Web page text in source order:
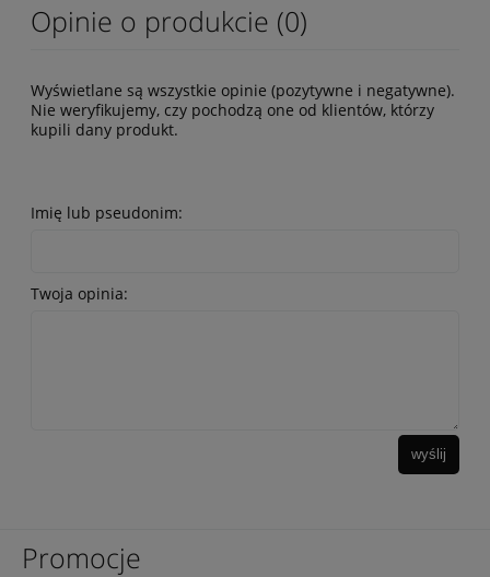
Opinie o produkcie (0)
Wyświetlane są wszystkie opinie (pozytywne i negatywne).
Nie weryfikujemy, czy pochodzą one od klientów, którzy
kupili dany produkt.
Imię lub pseudonim:
Twoja opinia:
wyślij
Promocje